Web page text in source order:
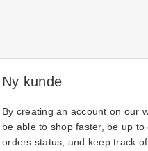
Ny kunde
By creating an account on our
be able to shop faster, be up to
orders status, and keep track